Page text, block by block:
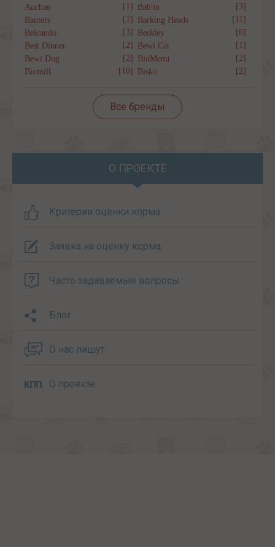
Auchan
[1] Bab'in
[3]
Banters
[1] Barking Heads
[11]
Belcando
[3] Berkley
[6]
Best Dinner
[2] Bewi Cat
[1]
Bewi Dog
[2] BioMenu
[2]
Biomill
[10] Bisko [2]
Все бренды
О ПРОЕКТЕ
Критерии оценки корма
Заявка на оценку корма
Часто задаваемые вопросы
Блог
О нас пишут
О проекте